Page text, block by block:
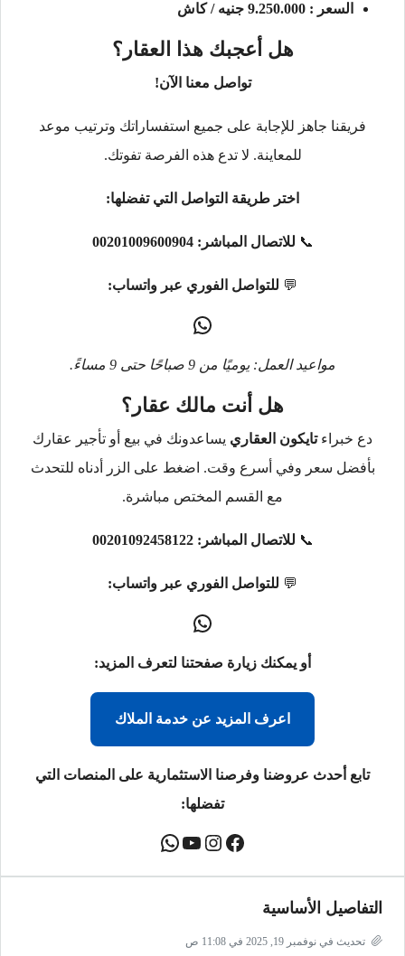
السعر : 9.250.000 جنيه / كاش
هل أعجبك هذا العقار؟
تواصل معنا الآن!
فريقنا جاهز للإجابة على جميع استفساراتك وترتيب موعد
للمعاينة. لا تدع هذه الفرصة تفوتك.
اختر طريقة التواصل التي تفضلها:
📞 للاتصال المباشر: 00201009600904
💬 للتواصل الفوري عبر واتساب:
مواعيد العمل: يوميًا من 9 صباحًا حتى 9 مساءً.
هل أنت مالك عقار؟
دع خبراءتايكون العقاري يساعدونك في بيع أو تأجير عقارك
بأفضل سعر وفي أسرع وقت. اضغط على الزر أدناه للتحدث
مع القسم المختص مباشرة.
📞 للاتصال المباشر: 00201092458122
💬 للتواصل الفوري عبر واتساب:
أو يمكنك زيارة صفحتنا لتعرف المزيد:
اعرف المزيد عن خدمة الملاك
تابع أحدث عروضنا وفرصنا الاستثمارية على المنصات التي
تفضلها:
التفاصيل الأساسية
تحديث في نوفمبر 19, 2025 في 11:08 ص